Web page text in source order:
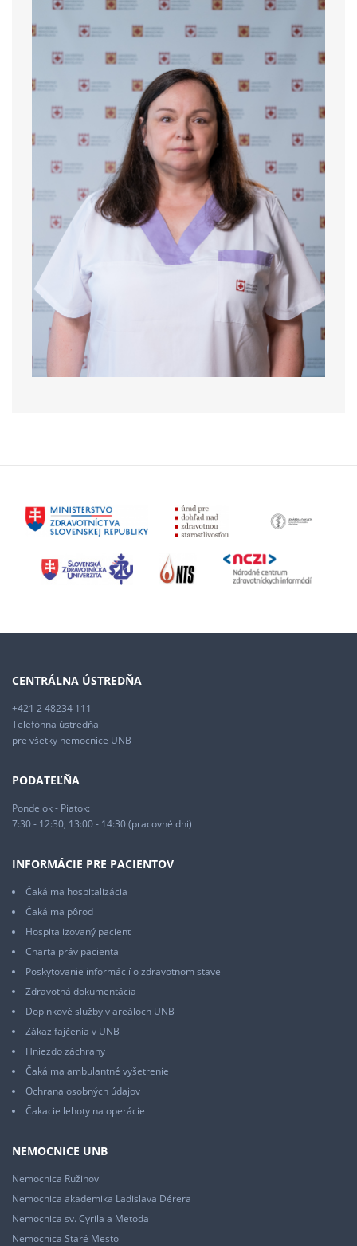
CENTRÁLNA ÚSTREDŇA
+421 2 48234 111
Telefónna ústredňa
pre všetky nemocnice UNB
PODATEĽŇA
Pondelok - Piatok:
7:30 - 12:30, 13:00 - 14:30 (pracovné dni)
INFORMÁCIE PRE PACIENTOV
Čaká ma hospitalizácia
Čaká ma pôrod
Hospitalizovaný pacient
Charta práv pacienta
Poskytovanie informácií o zdravotnom stave
Zdravotná dokumentácia
Doplnkové služby v areáloch UNB
Zákaz fajčenia v UNB
Hniezdo záchrany
Čaká ma ambulantné vyšetrenie
Ochrana osobných údajov
Čakacie lehoty na operácie
NEMOCNICE UNB
Nemocnica Ružinov
Nemocnica akademika Ladislava Dérera
Nemocnica sv. Cyrila a Metoda
Nemocnica Staré Mesto